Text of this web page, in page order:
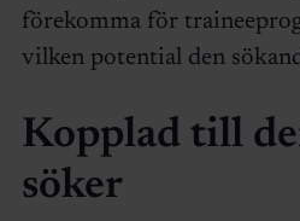
förekomma för
vilken potential den
Kopplad till
söker